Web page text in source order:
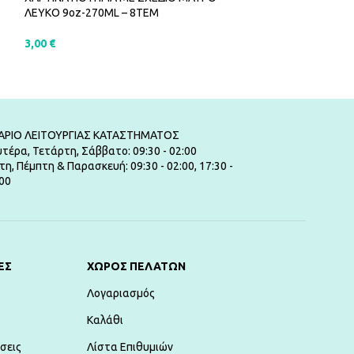
ΛΕΥΚΟ 9oz-270ML – 8ΤΕΜ
3,00 €
ΛΕΙΤΟΥΡΓΙΑΣ ΚΑΤΑΣΤΗΜΑΤΟΣ
Τετάρτη, Σάββατο: 09:30 - 02:00
Πέμπτη & Παρασκευή: 09:30 - 02:00, 17:30 -
ΧΏΡΟΣ ΠΕΛΑΤΏΝ
Λογαριασμός
Καλάθι
Λίστα Επιθυμιών